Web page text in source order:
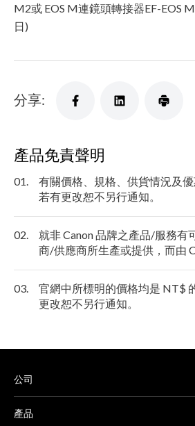
M2或 EOS M連鏡頭轉接器EF-EOS
日)
分享:
產品免責聲明
01.
有關價格、規格、供貨情況及優
若有更改恕不另行通知。
02.
就非 Canon 品牌之產品/服務有
商/供應商所生產或提供，而由
03.
官網中所標明的價格均是 NT$
更改恕不另行通知。
公司
產品